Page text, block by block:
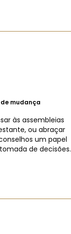
mudança
às assembleias
ou abraçar
um papel
de decisões.